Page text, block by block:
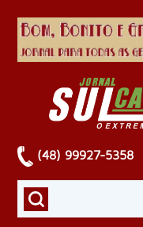
(48) 99927-5358